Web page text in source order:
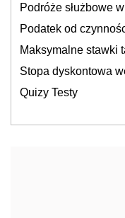
Podróże służbowe
Podatek od
Maksymalne stawki
Stopa dyskontowa
Quizy Testy